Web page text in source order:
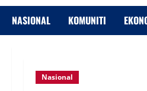
NASIONAL KOMUNITI
Nasional